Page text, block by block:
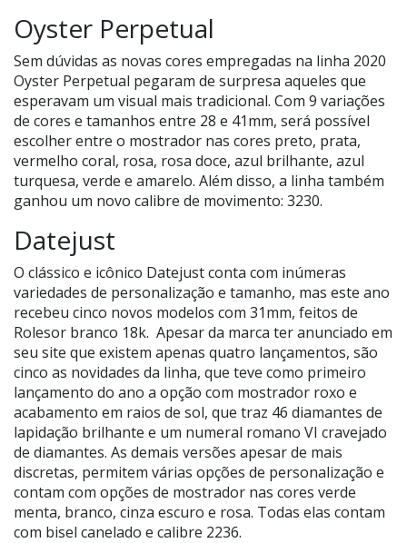
Oyster Perpetual
Sem dúvidas as novas cores empregadas na linha 2020
Oyster Perpetual pegaram de surpresa aqueles que
esperavam um visual mais tradicional. Com 9 variações
de cores e tamanhos entre 28 e 41mm, será possível
escolher entre o mostrador nas cores preto, prata,
vermelho coral, rosa, rosa doce, azul brilhante, azul
turquesa, verde e amarelo. Além disso, a linha também
ganhou um novo calibre de movimento: 3230.
Datejust
O clássico e icônico Datejust conta com inúmeras
variedades de personalização e tamanho, mas este ano
recebeu cinco novos modelos com 31mm, feitos de
Rolesor branco 18k. Apesar da marca ter anunciado em
seu site que existem apenas quatro lançamentos, são
cinco as novidades da linha, que teve como primeiro
lançamento do ano a opção com mostrador roxo e
acabamento em raios de sol, que traz 46 diamantes de
lapidação brilhante e um numeral romano VI cravejado
de diamantes. As demais versões apesar de mais
discretas, permitem várias opções de personalização e
contam com opções de mostrador nas cores verde
menta, branco, cinza escuro e rosa. Todas elas contam
com bisel canelado e calibre 2236.